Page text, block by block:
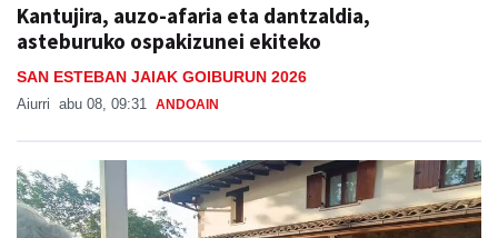
Kantujira, auzo-afaria eta dantzaldia,
asteburuko ospakizunei ekiteko
SAN ESTEBAN JAIAK GOIBURUN 2026
Aiurri abu 08, 09:31 ANDOAIN